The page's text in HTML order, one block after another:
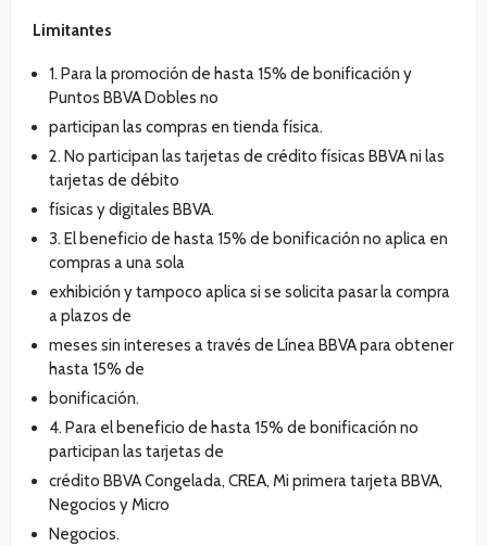
Limitantes
1. Para la promoción de hasta 15% de bonificación y
Puntos BBVA Dobles no
participan las compras en tienda física.
2. No participan las tarjetas de crédito físicas BBVA ni las
tarjetas de débito
físicas y digitales BBVA.
3. El beneficio de hasta 15% de bonificación no aplica en
compras a una sola
exhibición y tampoco aplica si se solicita pasar la compra
a plazos de
meses sin intereses a través de Línea BBVA para obtener
hasta 15% de
bonificación.
4. Para el beneficio de hasta 15% de bonificación no
participan las tarjetas de
crédito BBVA Congelada, CREA, Mi primera tarjeta BBVA,
Negocios y Micro
Negocios.